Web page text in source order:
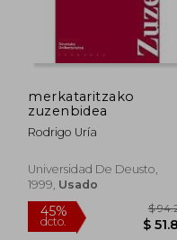
merkataritzako
zuzenbidea
Rodrigo Uría
Universidad De Deusto,
1999, Usado